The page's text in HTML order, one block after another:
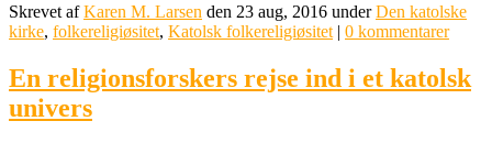
Skrevet afKaren M. Larsen den 23 aug, 2016 underDen katolske
kirke, folkereligiøsitet, Katolsk folkereligiøsitet | 0 kommentarer
En religionsforskers rejse ind i et katolsk
univers